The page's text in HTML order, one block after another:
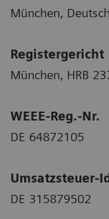
München,
Registergericht
München, HRB
WEEE-Reg.-Nr.
DE 64872105
Umsatzsteuer-
DE 315879502